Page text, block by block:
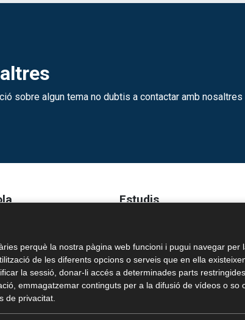
sobre algun tema no dubtis a contactar amb nosaltres
de l'Escola Joan XXIII
Estudis
Educació primària
ESO
Batxillerat
perquè la nostra pàgina web funcioni i pugui navegar
de les diferents opcions o serveis que en ella
la sessió, donar-li accés a determinades parts
emmagatzemar continguts per a la difusió de vídeos o
de privacitat.